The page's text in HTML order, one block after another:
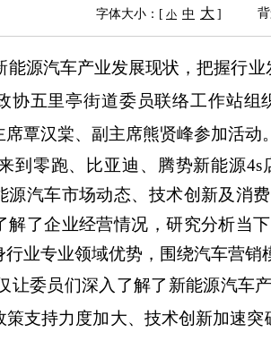
字体大小：[ 小 中 大 ]
汽车产业发展现状，把握行业
协五里亭街道委员联络工作站
覃汉棠、副主席熊贤峰参加活动。
到零跑、比亚迪、腾势新能源
源汽车市场动态、技术创新及消
解了企业经营情况，研究分析当
行业专业领域优势，围绕汽车营销
让委员们深入了解了新能源汽车
支持力度加大、技术创新加速突